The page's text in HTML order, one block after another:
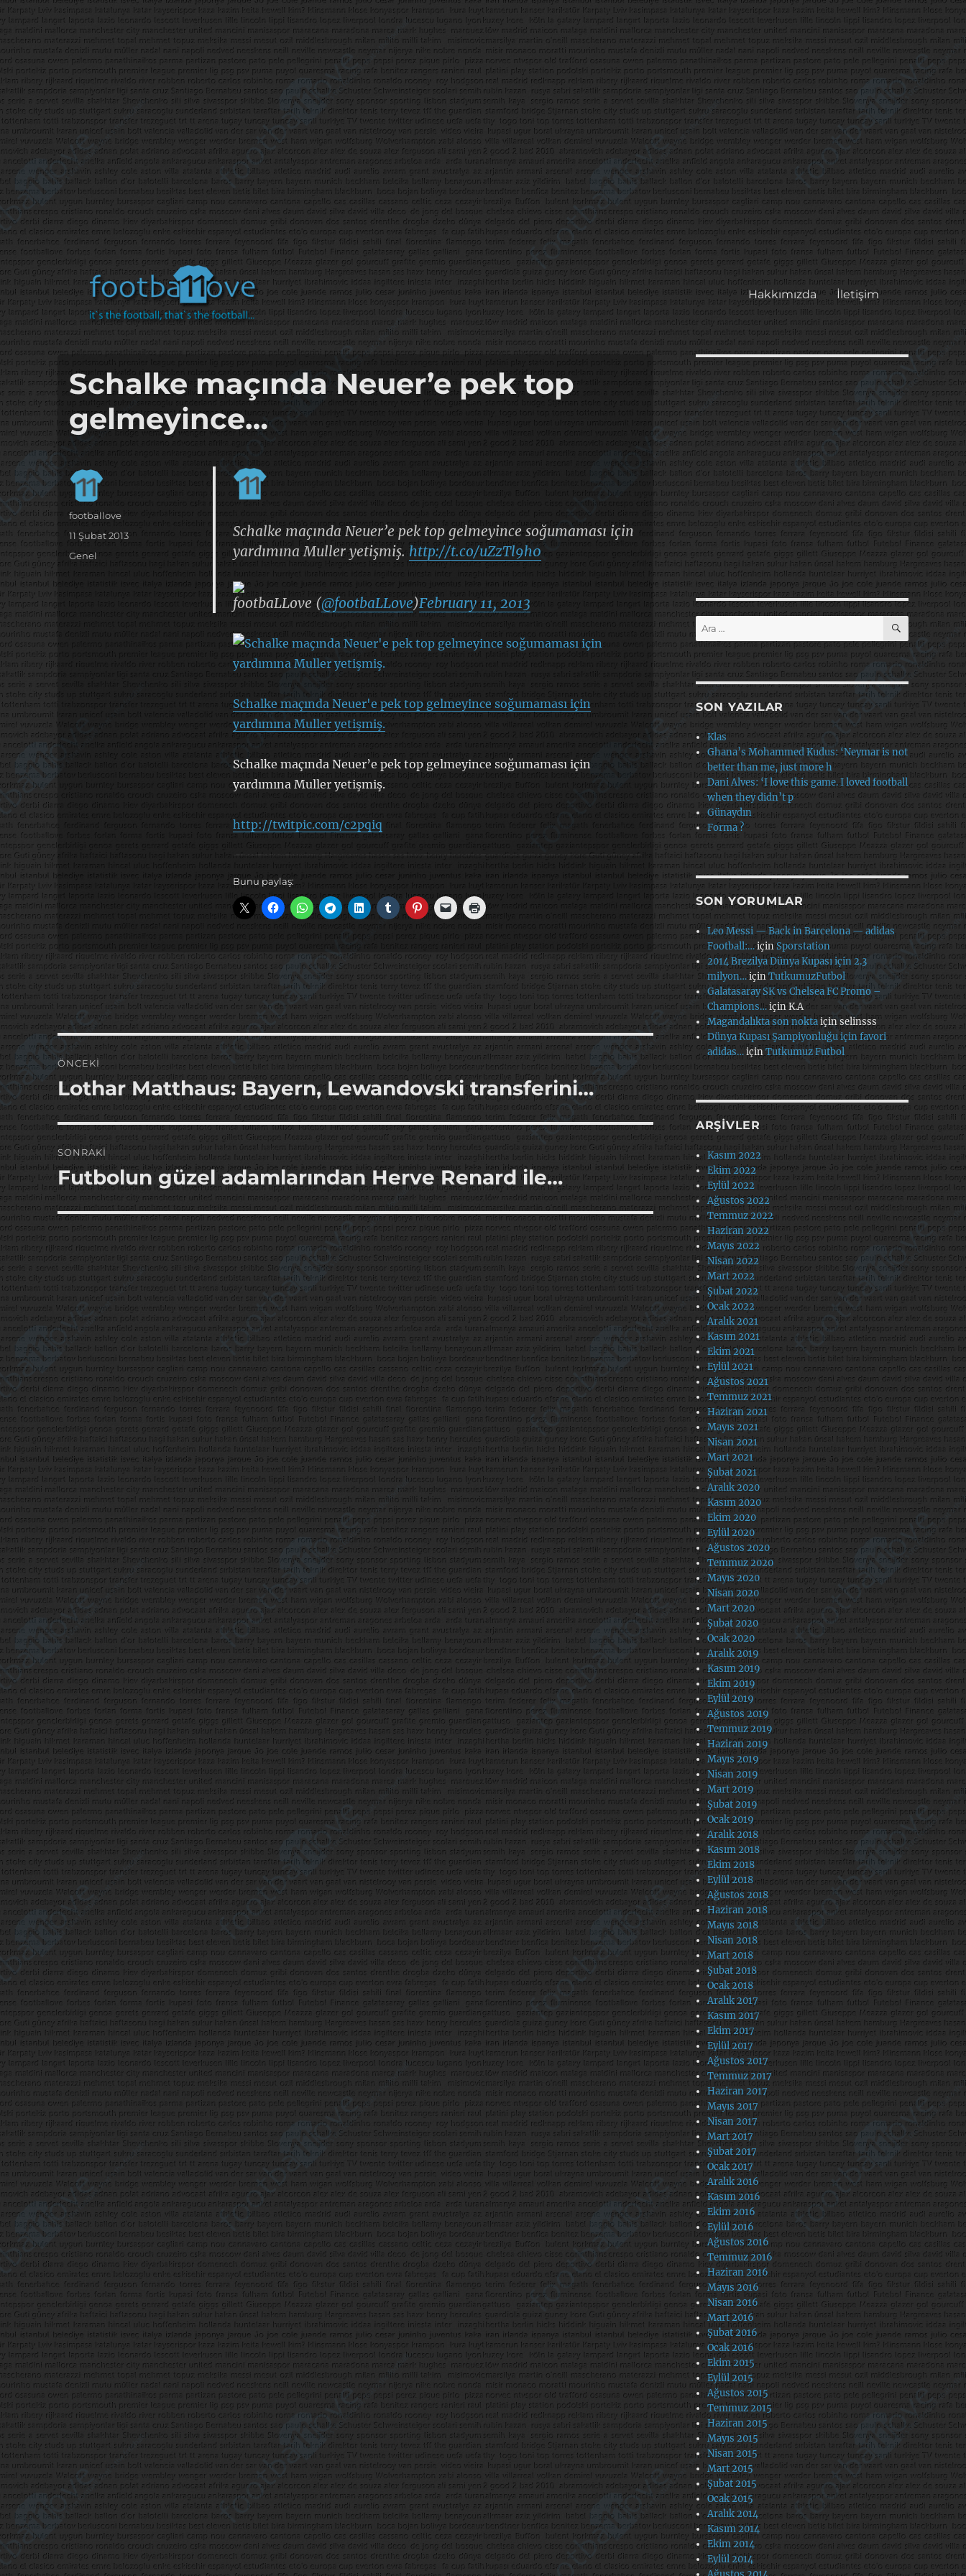
footbaLLove
it's the football, that's the football…
Hakkımızda İletişim
Schalke maçında Neuer’e pek top
gelmeyince…
Schalke maçında Neuer’e pek top gelmeyince soğumaması için
yardımına Muller yetişmiş. http://t.co/uZzTl9h0
footbaLLove (@footbaLLove)February 11, 2013
Schalke maçında Neuer'e pek top gelmeyince soğumaması için
yardımına Muller yetişmiş.
Schalke maçında Neuer’e pek top gelmeyince soğumaması için
yardımına Muller yetişmiş.
http://twitpic.com/c2pqiq
Bunu paylaş:
Yazar
footballove
Yayın
tarihi
11 Şubat 2013
Kategoriler
Genel
Yazı
gezinmesi
ÖNCEKI
Önceki
yazı:
Lothar Matthaus: Bayern, Lewandovski transferini…
SONRAKI
Sonraki
yazı:
Futbolun güzel adamlarından Herve Renard ile…
Ara: ARA
SON YAZILAR
Klas
Ghana’s Mohammed Kudus: ‘Neymar is not
better than me, just more h
Dani Alves: ‘I love this game. I loved football
when they didn’t p
Günaydın
Forma ?
SON YORUMLAR
Leo Messi — Back in Barcelona — adidas
Football:…içinSporstation
2014 Brezilya Dünya Kupası için 2.3
milyon…içinTutkumuzFutbol
Galatasaray SK vs Chelsea FC Promo –
Champions…içinK.A
Magandalıkta son noktaiçinselinsss
Dünya Kupası Şampiyonluğu için favori
adidas…içinTutkumuz Futbol
ARŞIVLER
Kasım 2022
Ekim 2022
Eylül 2022
Ağustos 2022
Temmuz 2022
Haziran 2022
Mayıs 2022
Nisan 2022
Mart 2022
Şubat 2022
Ocak 2022
Aralık 2021
Kasım 2021
Ekim 2021
Eylül 2021
Ağustos 2021
Temmuz 2021
Haziran 2021
Mayıs 2021
Nisan 2021
Mart 2021
Şubat 2021
Aralık 2020
Kasım 2020
Ekim 2020
Eylül 2020
Ağustos 2020
Temmuz 2020
Mayıs 2020
Nisan 2020
Mart 2020
Şubat 2020
Ocak 2020
Aralık 2019
Kasım 2019
Ekim 2019
Eylül 2019
Ağustos 2019
Temmuz 2019
Haziran 2019
Mayıs 2019
Nisan 2019
Mart 2019
Şubat 2019
Ocak 2019
Aralık 2018
Kasım 2018
Ekim 2018
Eylül 2018
Ağustos 2018
Haziran 2018
Mayıs 2018
Nisan 2018
Mart 2018
Şubat 2018
Ocak 2018
Aralık 2017
Kasım 2017
Ekim 2017
Eylül 2017
Ağustos 2017
Temmuz 2017
Haziran 2017
Mayıs 2017
Nisan 2017
Mart 2017
Şubat 2017
Ocak 2017
Aralık 2016
Kasım 2016
Ekim 2016
Eylül 2016
Ağustos 2016
Temmuz 2016
Haziran 2016
Mayıs 2016
Nisan 2016
Mart 2016
Şubat 2016
Ocak 2016
Ekim 2015
Eylül 2015
Ağustos 2015
Temmuz 2015
Haziran 2015
Mayıs 2015
Nisan 2015
Mart 2015
Şubat 2015
Ocak 2015
Aralık 2014
Kasım 2014
Ekim 2014
Eylül 2014